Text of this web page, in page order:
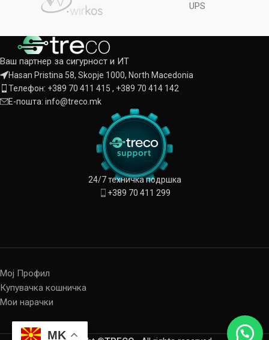
UPS
Ваш партнер за сигурност и ИТ
Hasan Pristina 58, Skopje 1000, North Macedonia
Телефон: +389 70 411 415 , +389 70 414 142
Е-пошта: info@treco.mk
24/7 техничка подршка
+389 70 411 299
Мој Профил
Купувачка кошничка
Мои нарачки
MK